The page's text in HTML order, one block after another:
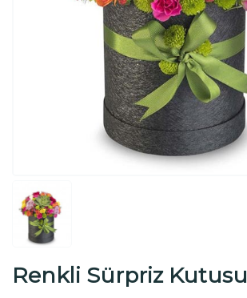
Renkli Sürpriz Kutusu